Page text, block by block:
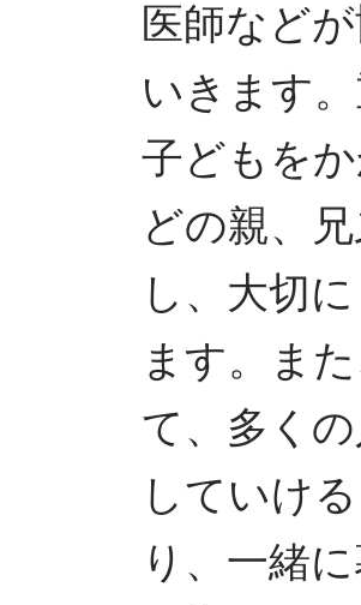
医師など
いきます
子どもを
どの親、
し、大切
ます。ま
て、多く
していけ
り、一緒